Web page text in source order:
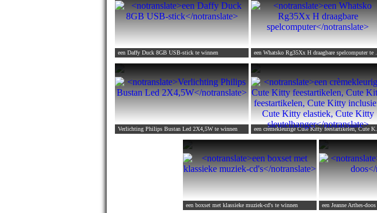
een Daffy Duck 8GB USB-stick te winnen een Whatsko Rg35Xx H draagbare spelcomputerte winnen
Verlichting Philips Bustan Led 2X4,5Wte winnen
een boxset met klassieke muziek-cd's te winnen een Jeanne Arthes-doos